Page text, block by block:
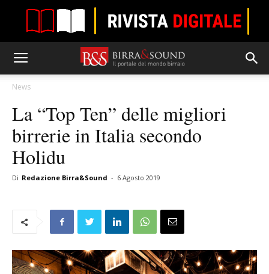
News
La “Top Ten” delle migliori
birrerie in Italia secondo
Holidu
Di Redazione Birra&Sound - 6 Agosto 2019